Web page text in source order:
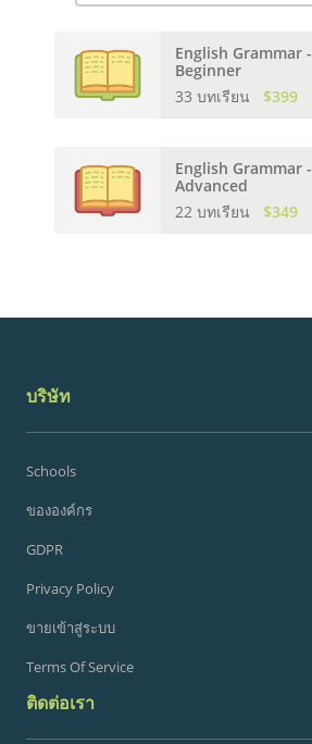
English Grammar -
Beginner
33 บทเรียน
$399
English Grammar -
Advanced
22 บทเรียน
$349
บริษัท
Schools
ขององค์กร
GDPR
Privacy Policy
ขายเข้าสู่ระบบ
Terms Of Service
ติดต่อเรา